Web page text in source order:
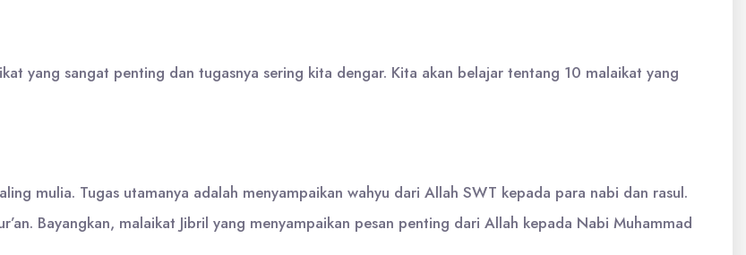
yang sangat penting dan tugasnya sering kita dengar. Kita akan belajar tentang 10 malaikat yang
mulia. Tugas utamanya adalah menyampaikan wahyu dari Allah SWT kepada para nabi dan rasul.
Bayangkan, malaikat Jibril yang menyampaikan pesan penting dari Allah kepada Nabi Muhammad